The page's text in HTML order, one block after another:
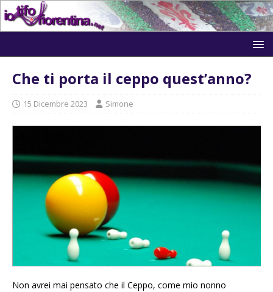
Che ti porta il ceppo quest’anno?
15 Dicembre 2023 Simone
Non avrei mai pensato che il Ceppo, come mio nonno